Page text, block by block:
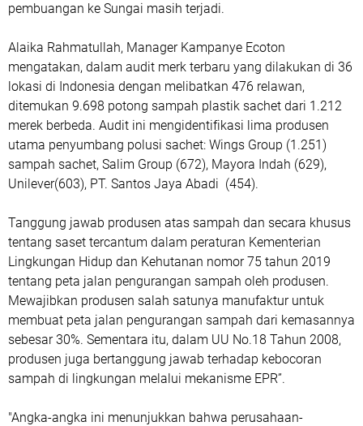
pembuangan ke Sungai masih terjadi.
Alaika Rahmatullah, Manager Kampanye Ecoton
mengatakan, dalam audit merk terbaru yang dilakukan di 36
lokasi di Indonesia dengan melibatkan 476 relawan,
ditemukan 9.698 potong sampah plastik sachet dari 1.212
merek berbeda. Audit ini mengidentifikasi lima produsen
utama penyumbang polusi sachet: Wings Group (1.251)
sampah sachet, Salim Group (672), Mayora Indah (629),
Unilever(603), PT. Santos Jaya Abadi (454).
Tanggung jawab produsen atas sampah dan secara khusus
tentang saset tercantum dalam peraturan Kementerian
Lingkungan Hidup dan Kehutanan nomor 75 tahun 2019
tentang peta jalan pengurangan sampah oleh produsen.
Mewajibkan produsen salah satunya manufaktur untuk
membuat peta jalan pengurangan sampah dari kemasannya
sebesar 30%. Sementara itu, dalam UU No.18 Tahun 2008,
produsen juga bertanggung jawab terhadap kebocoran
sampah di lingkungan melalui mekanisme EPR”.
"Angka-angka ini menunjukkan bahwa perusahaan-